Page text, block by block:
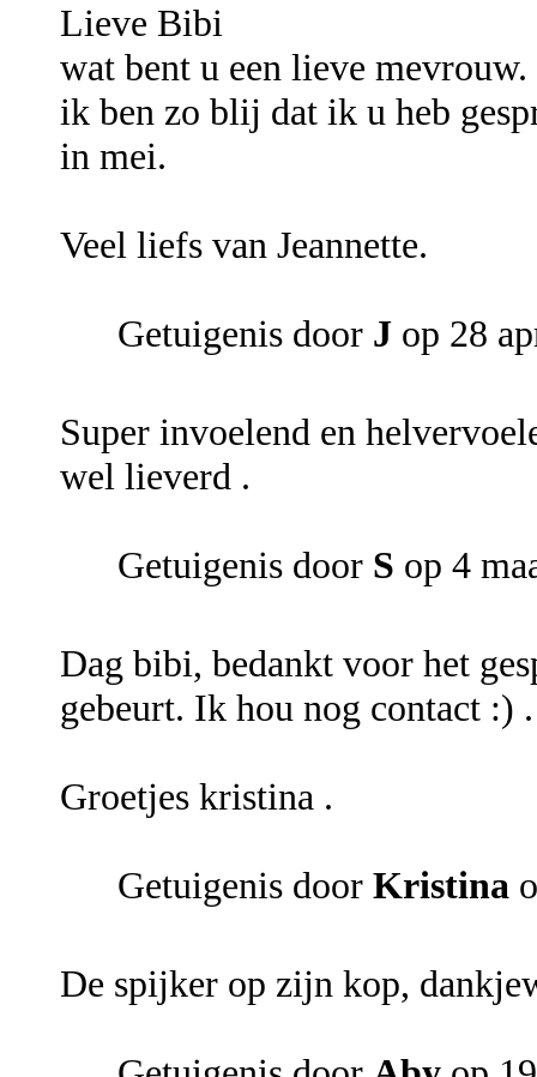
Lieve Bibi
wat bent u een lieve mevrouw.
ik ben zo blij dat ik u heb
in mei.
Veel liefs van Jeannette.
Getuigenis door J op 28
Super invoelend en
wel lieverd .
Getuigenis door S op 4
Dag bibi, bedankt voor het
gebeurt. Ik hou nog contact :) .
Groetjes kristina .
Getuigenis door Kristina
De spijker op zijn kop,